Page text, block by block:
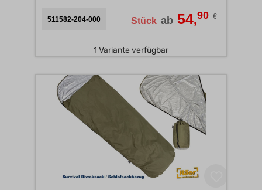
511582-204-000 Stück ab 54,90 €
1 Variante verfügbar